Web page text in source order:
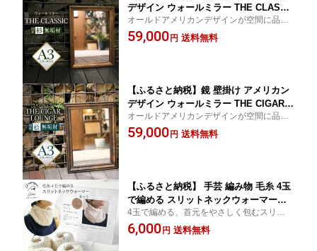
デザイン ウォールミラー THE CLASSI
C【国産杉無垢材使用】 [Spice it up 愛
知県 江南市 ko23btu750006] 家具 アン
オールドアメリカンデザインが空間に品格
を添える、無垢材のクラシックミラー
59,000円 送料無料
【ふるさと納税】鏡 壁掛け アメリカン
デザイン ウォールミラー THE CIGAR L
OUNGE【国産桧無垢材使用】 [Spice it
up 愛知県 江南市 ko23btu750007] 家具
オールドアメリカンデザインが空間に品格
を添える、無垢材のクラシックミラー
59,000円 送料無料
【ふるさと納税】 手芸 編み物 毛糸 4玉
で編める スリットネックウォーマーキ
ット 1番色 [長谷川繊維 愛知県 江南市 k
o23btu780010] 編み物 編み物キット ネ
4玉で編める、首元をやさしく包むスリット
デザインのネックウォーマーキット
6,000円 送料無料